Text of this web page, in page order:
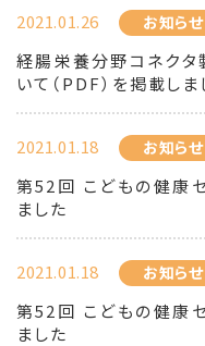
2021.01.26 お知らせ
経腸栄養分野コネク
いて（PDF）を掲載し
2021.01.18 お知らせ
第52回 こどもの健康
ました
2021.01.18 お知らせ
第52回 こどもの健康
ました